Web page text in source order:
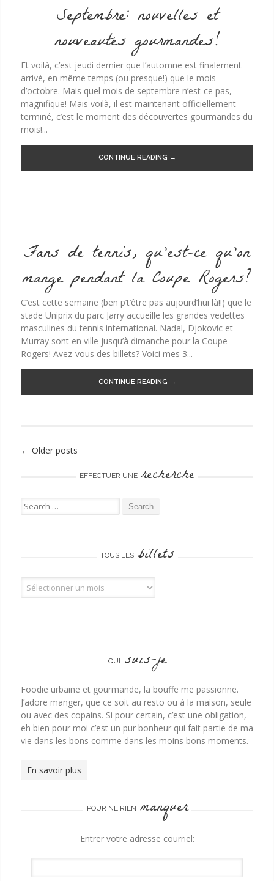
Septembre: nouvelles et
nouveautés gourmandes!
Et voilà, c’est jeudi dernier que l’automne est finalement
arrivé, en même temps (ou presque!) que le mois
d’octobre. Mais quel mois de septembre n’est-ce pas,
magnifique! Mais voilà, il est maintenant officiellement
terminé, c’est le moment des découvertes gourmandes du
mois!...
CONTINUE READING →
Fans de tennis, qu’est-ce qu’on
mange pendant la Coupe Rogers?
C’est cette semaine (ben p’t’être pas aujourd’hui là!!) que le
stade Uniprix du parc Jarry accueille les grandes vedettes
masculines du tennis international. Nadal, Djokovic et
Murray sont en ville jusqu’à dimanche pour la Coupe
Rogers! Avez-vous des billets? Voici mes 3...
CONTINUE READING →
Post navigation
← Older posts
EFFECTUER UNE recherche
Search for:
TOUS LES billets
Tous les billets
QUI suis-je
Foodie urbaine et gourmande, la bouffe me passionne.
J’adore manger, que ce soit au resto ou à la maison, seule
ou avec des copains. Si pour certain, c’est une obligation,
eh bien pour moi c’est un pur bonheur qui fait partie de ma
vie dans les bons comme dans les moins bons moments.
En savoir plus
POUR NE RIEN manquer
Entrer votre adresse courriel: